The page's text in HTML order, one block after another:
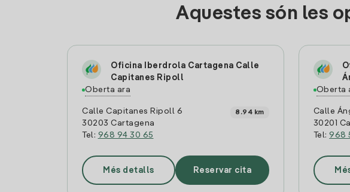
Aquestes són les
Oficina Iberdrola Cartagena Calle
Capitanes Ripoll
Oberta ara
Calle Capitanes Ripoll 6
30203 Cartagena
Tel: 968 94 30 65
8.94 km
Més detalls Reservar cita
Oberta
Calle
30201
Tel:968